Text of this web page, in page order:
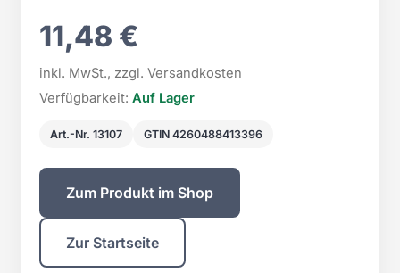
11,48 €
inkl. MwSt., zzgl. Versandkosten
Verfügbarkeit: Auf Lager
Art.-Nr. 13107 GTIN 4260488413396
Zum Produkt im Shop
Zur Startseite